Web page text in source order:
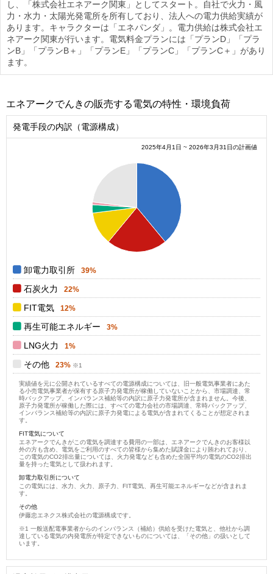
し、「株式会社エネアーク関東」としてスタート。自社で火力・風
力・水力・太陽光発電所を所有しており、法人への電力供給実績が
あります。キャラクターは「エネパンダ」。電力供給は株式会社エ
ネアーク関東が行います。電気料金プランには「プランD」「プラ
ンB」「プランB＋」「プランE」「プランC」「プランC＋」があり
ます。
エネアークでんきの販売する電気の特性・環境負荷
発電手段の内訳（電源構成）
2025年4月1日 ~ 2026年3月31日の計画値
卸電力取引所 39%
石炭火力 22%
FIT電気 12%
再生可能エネルギー 3%
LNG火力 1%
その他 23%
実績値を元に公開されているすべての電源構成については、旧一般電気事業者にあた
る小売電気事業者が保有する原子力発電所が稼働していないことから、市場調達、常
時バックアップ、インバランス補給等の内訳に原子力発電所が含まれません。今後、
原子力発電所が稼働した際には、すべての電力会社の市場調達、常時バックアップ、
インバランス補給等の内訳に原子力発電による電気が含まれてくることが想定されま
す。
FIT電気について
エネアークでんきがこの電気を調達する費用の一部は、エネアークでんきのお客様以
外の方も含め、電気をご利用のすべての皆様から集めた賦課金により賄われており、
この電気のCO2排出量については、火力発電なども含めた全国平均の電気のCO2排出
量を持った電気として扱われます。
卸電力取引所について
この電気には、水力、火力、原子力、FIT電気、再生可能エネルギーなどが含まれま
す。
その他
伊藤忠エネクス株式会社の電源構成です。
一般送配電事業者からのインバランス（補給）供給を受けた電気と、他社から調
達している電気の内発電所が特定できないものについては、「その他」の扱いとして
います。